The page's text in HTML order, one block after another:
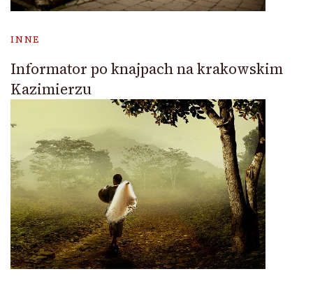
INNE
Informator po knajpach na krakowskim
Kazimierzu